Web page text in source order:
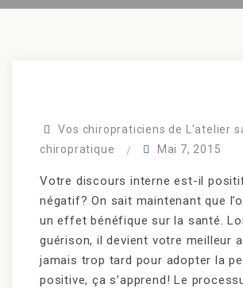
Vos chiropraticiens de L'atelier
chiropratique
Mai 7, 2015
Votre discours interne est-il
négatif? On sait maintenant que
un effet bénéfique sur la santé.
guérison, il devient votre meilleur
jamais trop tard pour adopter la
positive, ça s’apprend! Le